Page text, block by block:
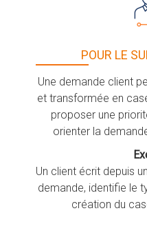
POUR LE
Une demande client
et transformée en
proposer une
orienter la
Un client écrit depuis
demande, identifie le
création du